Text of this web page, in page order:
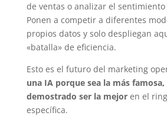
de ventas o analizar el
Ponen a competir a diferentes
propios datos y solo despliegan
«batalla» de eficiencia.
Esto es el futuro del marketing
una IA porque sea la más
demostrado ser la mejoren el
específica.